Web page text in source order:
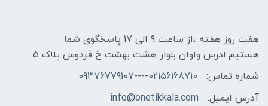
هفت روز هفته ،از ساعت 9 الی 17 پاسخگوی شما
هستیم.ادرس واوان بلوار هشت بهشت خ فردوس پلاک 5
شماره تماس:
02156168710----09376779107
آدرس ایمیل:
info@onetikkala.com